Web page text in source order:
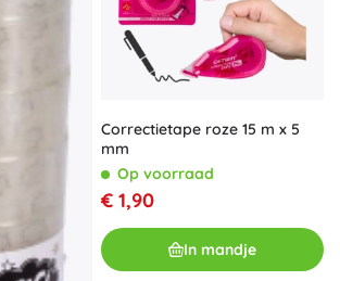
Correctietape roze 15 m x 5
mm
Op voorraad
€ 1,90
In mandje